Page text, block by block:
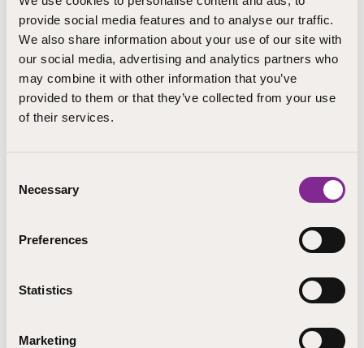
provide social media features and to analyse our traffic.
We also share information about your use of our site with
our social media, advertising and analytics partners who
may combine it with other information that you’ve
provided to them or that they’ve collected from your use
of their services.
Selection
Necessary
Preferences
Statistics
Marketing
sääntömääräiset asiat eli päätetään muun muassa
OSKUn ensi vuoden toiminnasta ja taloudesta sekä
valitaan OSKUn puheenjohtaja, varapuheenjohtaja ja
liittohallitus vuodelle 2023. Liittokokouksessa käsitellään
myös liiton tasa-arvo- ja yhdenvertaisuussuunnitelma.
sosiaalisessa mediassa!